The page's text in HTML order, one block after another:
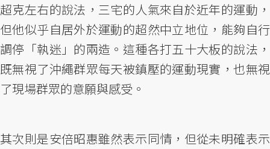
超克左右的說法，三宅的人氣來自於近年的運動，
但他似乎自居外於運動的超然中立地位，能夠自行
調停「執迷」的兩造。這種各打五十大板的說法，
既無視了沖繩群眾每天被鎮壓的運動現實，也無視
了現場群眾的意願與感受。
其次則是安倍昭惠雖然表示同情，但從未明確表示